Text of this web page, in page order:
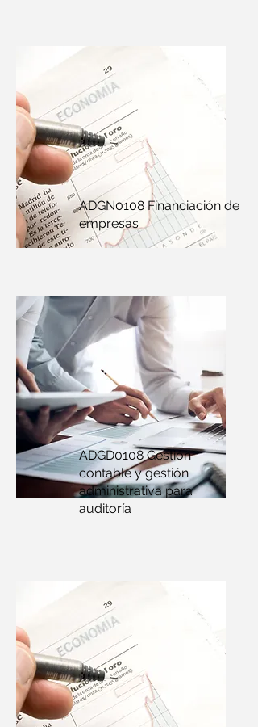
ADGN0108 Financiación de
empresas
ADGD0108 Gestión
contable y gestión
administrativa para
auditoría